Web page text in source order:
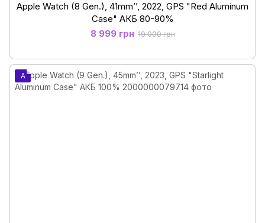
Apple Watch (8 Gen.), 41mm’’, 2022, GPS "Red Aluminum
Case" АКБ 80-90%
8 999 грн 10 000 грн
A